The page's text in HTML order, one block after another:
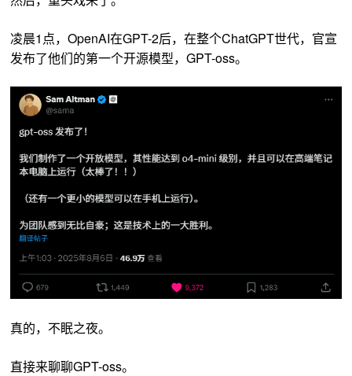
凌晨1点，OpenAI在GPT-2后，在整个ChatGPT世代，官宣
发布了他们的第一个开源模型，GPT-oss。
真的，不眠之夜。
直接来聊聊GPT-oss。